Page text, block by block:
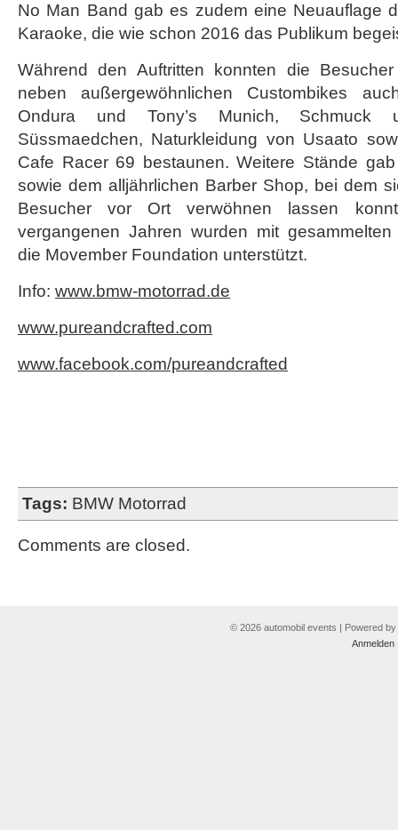
No Man Band gab es zudem eine Neuauflage
Karaoke, die wie schon 2016 das Publikum
Während den Auftritten konnten die
neben außergewöhnlichen Custombikes
Ondura und Tony’s Munich, Schmuck
Süssmaedchen, Naturkleidung von Usaato
Cafe Racer 69 bestaunen. Weitere Stände
sowie dem alljährlichen Barber Shop, bei dem
Besucher vor Ort verwöhnen lassen
vergangenen Jahren wurden mit
die Movember Foundation unterstützt.
Info: www.bmw-motorrad.de
www.pureandcrafted.com
www.facebook.com/pureandcrafted
Tags: BMW Motorrad
Comments are closed.
© 2026 automobil events | Powered by
Anmelden|